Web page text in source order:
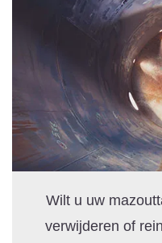
Wilt u uw
verwijderen of